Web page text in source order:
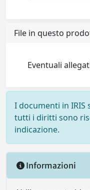
File in questo
Eventuali
I documenti in
tutti i diritti sono
indicazione.
Informazioni